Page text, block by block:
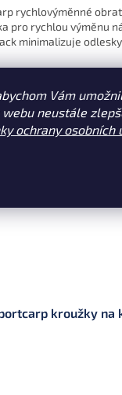
Vám
neustále
ochrany osobních
rychlovýměnné
pro rychlou výměnu
minimalizuje
7 % po
kroužky na